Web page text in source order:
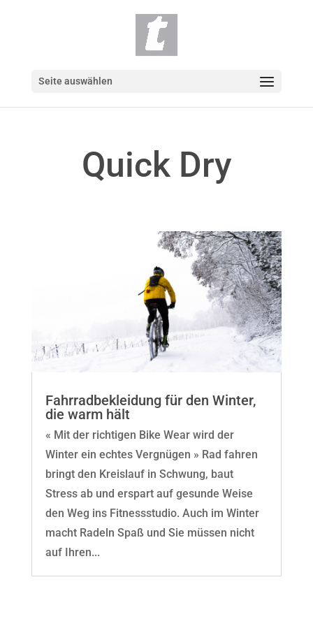
Seite auswählen
Quick Dry
Fahrradbekleidung für den Winter,
die warm hält
« Mit der richtigen Bike Wear wird der
Winter ein echtes Vergnügen » Rad fahren
bringt den Kreislauf in Schwung, baut
Stress ab und erspart auf gesunde Weise
den Weg ins Fitnessstudio. Auch im Winter
macht Radeln Spaß und Sie müssen nicht
auf Ihren...